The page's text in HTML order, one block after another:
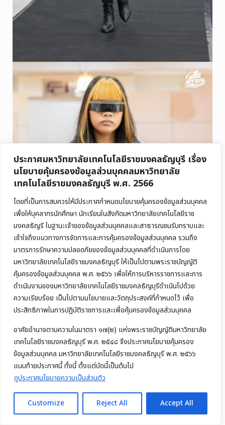
ประกาศมหาวิทยาลัยเทคโนโลยีราชมงคลธัญบุรี เรื่อง
นโยบายคุ้มครองข้อมูลส่วนบุคคลมหาวิทยาลัย
เทคโนโลยีราชมงคลธัญบุรี พ.ศ. 2566
โดยที่เป็นการสมควรให้มีประกาศกำหนดนโยบายคุ้มครองข้อมูลส่วนบุคคล
เพื่อให้บุคลากรนักศึกษา นักเรียนในสังกัดมหาวิทยาลัยเทคโนโลยีราช
มงคลธัญรี ในฐานะเจ้าของข้อมูลส่วนบุคคลและสาธารณชนรับทราบและ
เข้าใจถึงแนวทางการจัดการและการคุ้มครองข้อมูลส่วนบุคคล รวมถึง
มาตรการรักษาความปลอดภัยของข้อมูลส่วนบุคคลที่ดำเนินการโดย
มหาวิทยาลัยเทคโนโลยีราชมงคลธัญบุรี ให้เป็นไปตามพระราชบัญญัติ
คุ้มครองข้อมูลส่วนบุคคล พ.ศ. ๒๕๖๖ เพื่อให้การบริหารราชการและการ
ดำเนินงานของมหาวิทยาลัยเทคโนโลยีราชมงคลธัญบุรีดำเนินไปด้วย
ความเรียบร้อย เป็นไปตามนโยบายและวัตถุประสงค์ที่กำหนดไว้ เพื่อ
ประสิทธิภาพในการปฏิบัติราชการและเพื่อคุ้มครองข้อมูลส่วนบุคคล
อาศัยอำนาจตามความในมาตรา ๑๗(๒) แห่งพระราชบัญญัติมหาวิทยาลัย
เทคโนโลยีราชมงคลธัญบุรี พ.ศ. ๒๕๔๘ จึงประกาศนโยบายคุ้มครอง
ข้อมูลส่วนบุคคล มหาวิทยาลัยเทคโนโลยีราชมงคลธัญบุรี พ.ศ. ๒๕๖๖
แนบท้ายประกาศนี้ ทั้งนี้ ตั้งแต่บัดนี้เป็นต้นไป
ดูประกาศนโยบายความเป็นส่วนตัว
Customize Reject All Accept All